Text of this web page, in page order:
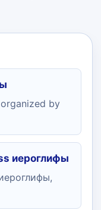
by
иероглифы